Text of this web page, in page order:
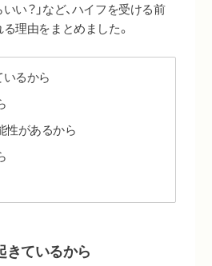
い？」など、ハイフを受ける前
理由をまとめました。
るから
性があるから
きているから